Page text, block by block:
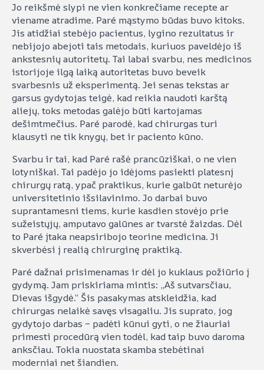
Jo reikšmė slypi ne vien konkrečiame recepte ar
viename atradime. Paré mąstymo būdas buvo kitoks.
Jis atidžiai stebėjo pacientus, lygino rezultatus ir
nebijojo abejoti tais metodais, kuriuos paveldėjo iš
ankstesnių autoritetų. Tai labai svarbu, nes medicinos
istorijoje ilgą laiką autoritetas buvo beveik
svarbesnis už eksperimentą. Jei senas tekstas ar
garsus gydytojas teigė, kad reikia naudoti karštą
aliejų, toks metodas galėjo būti kartojamas
dešimtmečius. Paré parodė, kad chirurgas turi
klausyti ne tik knygų, bet ir paciento kūno.
Svarbu ir tai, kad Paré rašė prancūziškai, o ne vien
lotyniškai. Tai padėjo jo idėjoms pasiekti platesnį
chirurgų ratą, ypač praktikus, kurie galbūt neturėjo
universitetinio išsilavinimo. Jo darbai buvo
suprantamesni tiems, kurie kasdien stovėjo prie
sužeistųjų, amputavo galūnes ar tvarstė žaizdas. Dėl
to Paré įtaka neapsiribojo teorine medicina. Ji
skverbėsi į realią chirurginę praktiką.
Paré dažnai prisimenamas ir dėl jo kuklaus požiūrio į
gydymą. Jam priskiriama mintis: „Aš sutvarsčiau,
Dievas išgydė.“ Šis pasakymas atskleidžia, kad
chirurgas nelaikė savęs visagaliu. Jis suprato, jog
gydytojo darbas – padėti kūnui gyti, o ne žiauriai
primesti procedūrą vien todėl, kad taip buvo daroma
anksčiau. Tokia nuostata skamba stebėtinai
moderniai net šiandien.